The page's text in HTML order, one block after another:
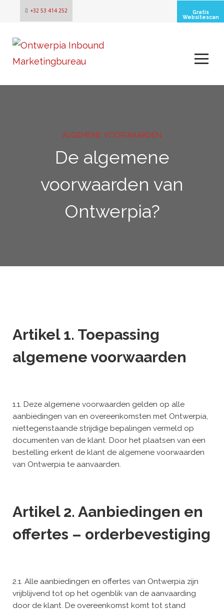
+32 53 414 252
Gratis
Websitescan
ALGEMENE VOORWAARDEN
De algemene
voorwaarden van
Ontwerpia?
Artikel 1. Toepassing
algemene voorwaarden
1.1. Deze algemene voorwaarden gelden op alle
aanbiedingen van en overeenkomsten met Ontwerpia,
niettegenstaande strijdige bepalingen vermeld op
documenten van de klant. Door het plaatsen van een
bestelling erkent de klant de algemene voorwaarden
van Ontwerpia te aanvaarden.
Artikel 2. Aanbiedingen en
offertes – orderbevestiging
2.1. Alle aanbiedingen en offertes van Ontwerpia zijn
vrijblijvend tot op het ogenblik van de aanvaarding
door de klant. De overeenkomst komt tot stand